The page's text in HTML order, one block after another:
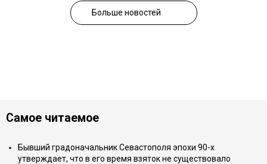
Больше новостей
Самое читаемое
Бывший градоначальник Севастополя эпохи 90-х
утверждает, что в его время взяток не существовало